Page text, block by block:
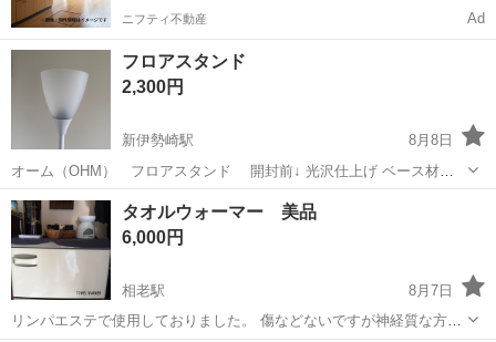
ニフティ不動産 Ad
フロアスタンド
2,300円
新伊勢崎駅
8月8日
オーム（OHM） フロアスタンド 開封前↓ 光沢仕上げ ベース材質
合金鋼 電球ベース E26 商品の寸法 21奥行き x 21幅 x 162高さ cm 商
品の重量 3.6 キログラム ランプタイプ フロアランプ お部屋...
群馬 伊勢崎市 新伊勢崎駅 生活家電
タオルウォーマー 美品
6,000円
相老駅
8月7日
リンパエステで使用しておりました。 傷などないですが神経質な方は